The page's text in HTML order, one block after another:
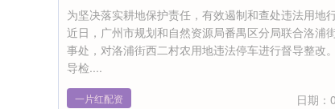
为坚决落实耕地保护责任，有效遏制和查处违法用地
近日，广州市规划和自然资源局番禺区分局联合洛浦
事处，对洛浦街西二村农用地违法停车进行督导整改
导检....
一片红配资 日期：